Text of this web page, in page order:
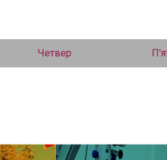
Четвер